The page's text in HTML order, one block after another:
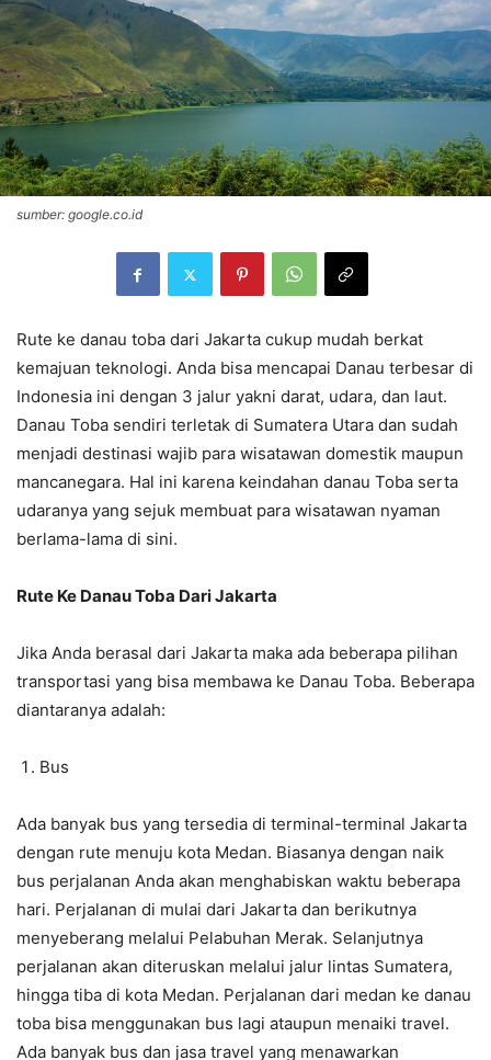
sumber: google.co.id
Rute ke danau toba dari Jakarta cukup mudah berkat
kemajuan teknologi. Anda bisa mencapai Danau terbesar di
Indonesia ini dengan 3 jalur yakni darat, udara, dan laut.
Danau Toba sendiri terletak di Sumatera Utara dan sudah
menjadi destinasi wajib para wisatawan domestik maupun
mancanegara. Hal ini karena keindahan danau Toba serta
udaranya yang sejuk membuat para wisatawan nyaman
berlama-lama di sini.
Rute Ke Danau Toba Dari Jakarta
Jika Anda berasal dari Jakarta maka ada beberapa pilihan
transportasi yang bisa membawa ke Danau Toba. Beberapa
diantaranya adalah:
Bus
Ada banyak bus yang tersedia di terminal-terminal Jakarta
dengan rute menuju kota Medan. Biasanya dengan naik
bus perjalanan Anda akan menghabiskan waktu beberapa
hari. Perjalanan di mulai dari Jakarta dan berikutnya
menyeberang melalui Pelabuhan Merak. Selanjutnya
perjalanan akan diteruskan melalui jalur lintas Sumatera,
hingga tiba di kota Medan. Perjalanan dari medan ke danau
toba bisa menggunakan bus lagi ataupun menaiki travel.
Ada banyak bus dan jasa travel yang menawarkan